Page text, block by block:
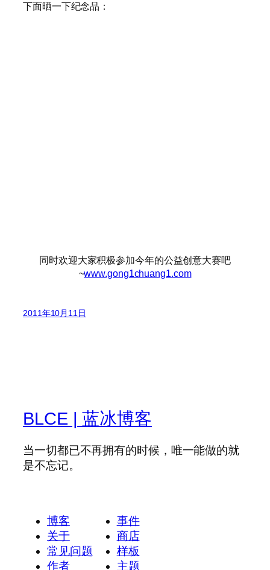
下面晒一下纪念品：
同时欢迎大家积极参加今年的公益创意大赛吧
~www.gong1chuang1.com
2011年10月11日
BLCE | 蓝冰博客
当一切都已不再拥有的时候，唯一能做的就
是不忘记。
博客
关于
常见问题
作者
事件
商店
样板
主题